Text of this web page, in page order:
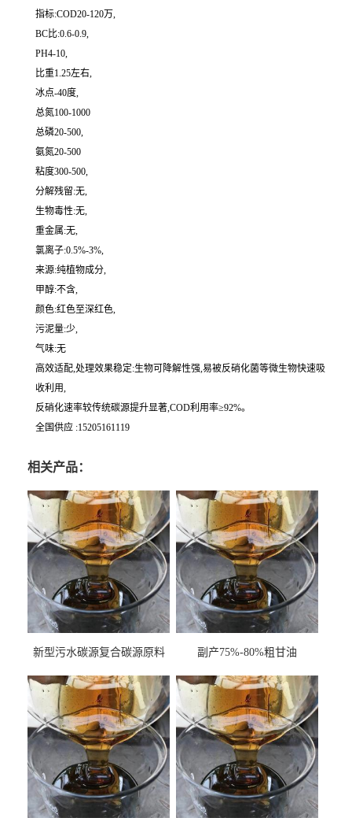
指标:COD20-120万,
BC比:0.6-0.9,
PH4-10,
比重1.25左右,
冰点-40度,
总氮100-1000
总磷20-500,
氨氮20-500
粘度300-500,
分解残留:无,
生物毒性:无,
重金属:无,
氯离子:0.5%-3%,
来源:纯植物成分,
甲醇:不含,
颜色:红色至深红色,
污泥量:少,
气味:无
高效适配,处理效果稳定:生物可降解性强,易被反硝化菌等微生物快速吸
收利用,
反硝化速率较传统碳源提升显著,COD利用率≥92%。
全国供应 :15205161119
相关产品：
新型污水碳源复合碳源原料
副产75%-80%粗甘油